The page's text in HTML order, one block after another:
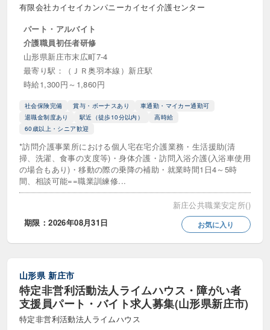
有限会社カイセイカンパニーカイセイ介護センター
パート・アルバイト
介護職員初任者研修
山形県新庄市末広町7-4
最寄り駅：（ＪＲ奥羽本線）新庄駅
時給1,300円～1,860円
社会保険完備 賞与・ボーナスあり
車通勤・マイカー通勤可
退職金制度あり
駅近（徒歩10分以内）
高時給
60歳以上・シニア歓迎
*訪問介護事業所における個人宅在宅介護業務・生活援助(清
掃、洗濯、食事の支度等)・身体介護・訪問入浴介護(入浴車使用
の場合もあり)・移動の際の乗降の補助・就業時間1日4～5時
間、相談可能==職業訓練修...
新庄公共職業安定所()
期限：2026年08月31日
お気に入り
山形県 新庄市
特定非営利活動法人ライムハウス・障がい者
支援員パート・バイト求人募集(山形県新庄市)
特定非営利活動法人ライムハウス